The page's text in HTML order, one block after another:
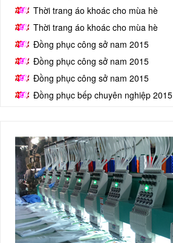
Thời trang áo khoác cho mùa hè
Thời trang áo khoác cho mùa hè
Đồng phục công sở nam 2015
Đồng phục công sở nam 2015
Đồng phục công sở nam 2015
Đồng phục bếp chuyên nghiệp 2015